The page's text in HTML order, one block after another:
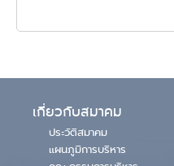
เกี่ยวกับสมาคม
ประวัติสมาคม
แผนภูมิการบริหาร